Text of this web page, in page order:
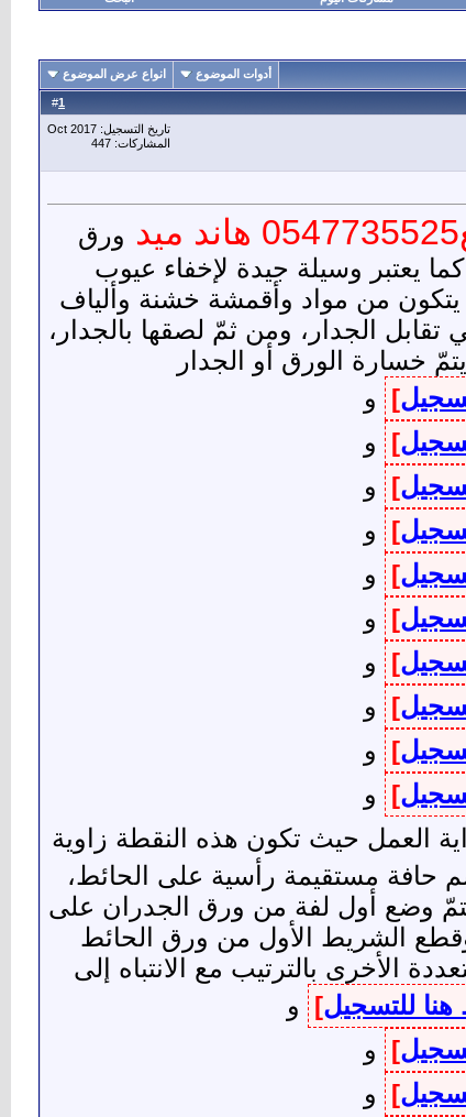
أدوات الموضوع انواع عرض الموضوع
1
تاريخ التسجيل: Oct 2017
المشاركات: 447
ورق
يعتبر وسيلة جيدة لإخفاء عيوب
يتكون من مواد وأقمشة خشنة وألياف
الجدار، ومن ثمّ لصقها بالجدار،
خسارة الورق أو الجدار
] و
] و
] و
] و
] و
] و
] و
] و
] و
] و
العمل حيث تكون هذه النقطة زاوية
حافة مستقيمة رأسية على الحائط،
وضع أول لفة من ورق الجدران على
الشريط الأول من ورق الحائط
الأخرى بالترتيب مع الانتباه إلى
للتسجيل] و
] و
] و